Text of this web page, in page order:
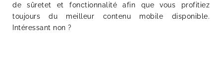
de sûretet et fonctionnalité afin que vous profitiez
toujours du meilleur contenu mobile disponible.
Intéressant non ?